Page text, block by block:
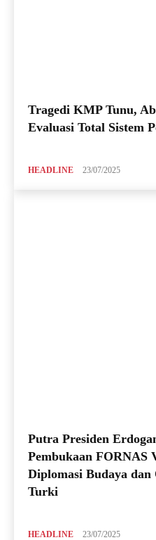
Tragedi KMP Tunu,
Evaluasi Total Sistem
HEADLINE 23/07/2025
Putra Presiden
Pembukaan FORNAS
Diplomasi Budaya dan
Turki
HEADLINE 23/07/2025